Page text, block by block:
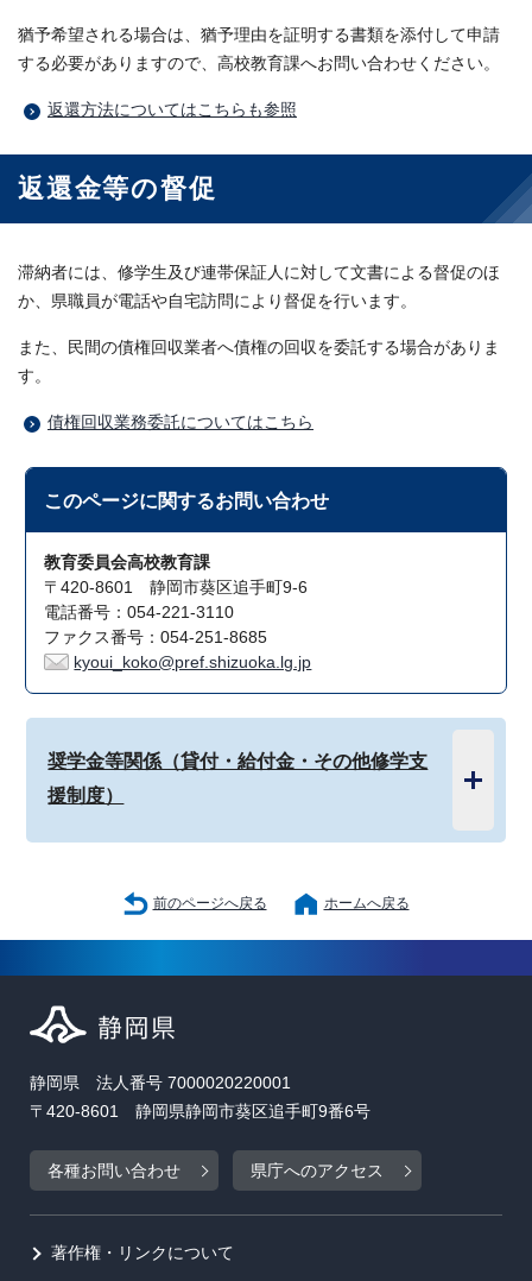
猶予希望される場合は、猶予理由を証明する書類を添付して申請
する必要がありますので、高校教育課へお問い合わせください。
返還方法についてはこちらも参照
返還金等の督促
滞納者には、修学生及び連帯保証人に対して文書による督促のほ
か、県職員が電話や自宅訪問により督促を行います。
また、民間の債権回収業者へ債権の回収を委託する場合がありま
す。
債権回収業務委託についてはこちら
このページに関するお問い合わせ
教育委員会高校教育課
〒420-8601 静岡市葵区追手町9-6
電話番号：054-221-3110
ファクス番号：054-251-8685
kyoui_koko@pref.shizuoka.lg.jp
奨学金等関係（貸付・給付金・その他修学支
援制度）
前のページへ戻る ホームへ戻る
静岡県 法人番号 7000020220001
〒420-8601 静岡県静岡市葵区追手町9番6号
各種お問い合わせ 県庁へのアクセス
著作権・リンクについて